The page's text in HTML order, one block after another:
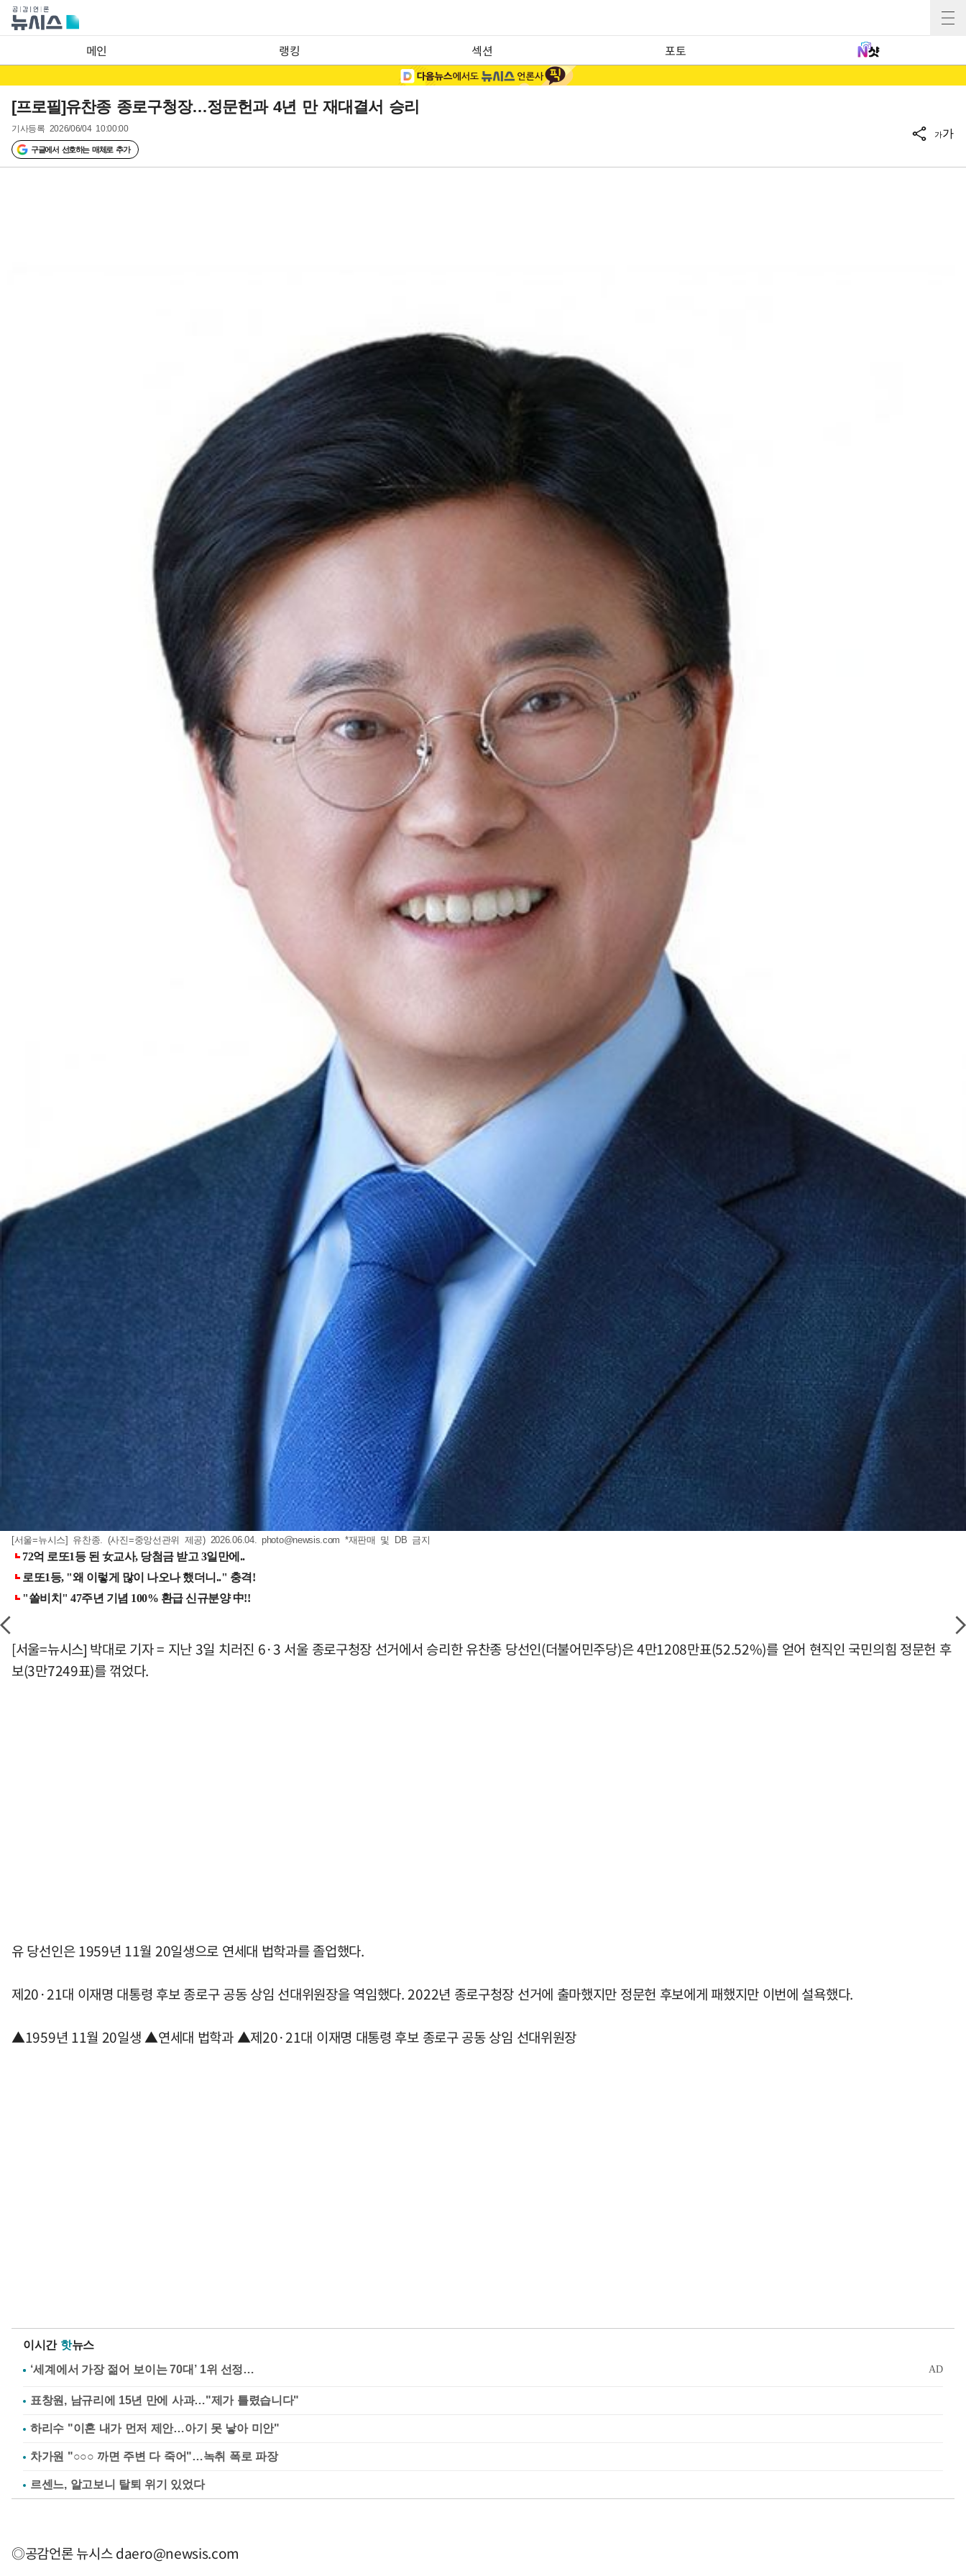
메인 랭킹 섹션 포토
[프로필]유찬종 종로구청장…정문헌과 4년 만 재대결서 승리
기사등록 2026/06/04 10:00:00
구글에서 선호하는 매체로 추가
가가
[서울=뉴시스] 유찬종. (사진=중앙선관위 제공) 2026.06.04. photo@newsis.com *재판매 및 DB 금지
[서울=뉴시스] 박대로 기자 = 지난 3일 치러진 6·3 서울 종로구청장 선거에서 승리한 유찬종 당선인(더불어민주당)은 4만1208만표(52.52%)를 얻어 현직인 국민의힘 정문헌 후
보(3만7249표)를 꺾었다.
유 당선인은 1959년 11월 20일생으로 연세대 법학과를 졸업했다.
제20·21대 이재명 대통령 후보 종로구 공동 상임 선대위원장을 역임했다. 2022년 종로구청장 선거에 출마했지만 정문헌 후보에게 패했지만 이번에 설욕했다.
▲1959년 11월 20일생 ▲연세대 법학과 ▲제20·21대 이재명 대통령 후보 종로구 공동 상임 선대위원장
이시간 핫뉴스
표창원, 남규리에 15년 만에 사과…"제가 틀렸습니다"
하리수 "이혼 내가 먼저 제안…아기 못 낳아 미안"
차가원 "○○○ 까면 주변 다 죽어"…녹취 폭로 파장
르센느, 알고보니 탈퇴 위기 있었다
◎공감언론 뉴시스daero@newsis.com